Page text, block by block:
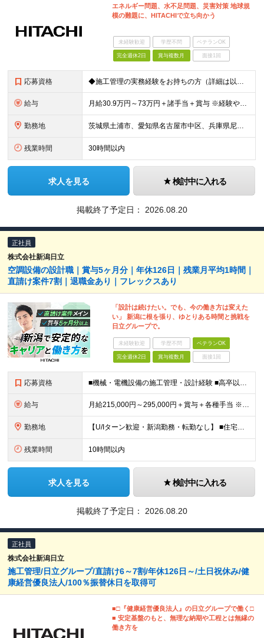
エネルギー問題、水不足問題、災害対策 地球規
模の難題に、HITACHIで立ち向かう
未経験歓迎 学歴不問 ベテランOK
完全週休2日 賞与複数月 面接1回
応募資格 ◆施工管理の実務経験をお持ちの方（詳細は以下） ◆高卒以上 その他にも下記業務経験をお持ちの方は、 【施工管理技術者（課長クラス）】としてお迎えいたします！ -------------- ◇機械/電
給与 月給30.9万円～73万円＋諸手当＋賞与 ※経験や能力を充分に考慮したうえで加給優遇します。 ※3ヶ月の試用期間があります。その間も労働条件は変わりません。 ◆担当業務に応じて、スタート月給が異なり
勤務地 茨城県土浦市、愛知県名古屋市中区、兵庫県尼崎市、広島県府中町、福岡市中央区｜全国5拠点で募集！ 【土浦事業所】 茨城県土浦市神立町603番地 【名古屋拠点】 愛知県名古屋市中区栄3-17-12 大津
残業時間 30時間以内
求人を見る 検討中に入れる
掲載終了予定日： 2026.08.20
正社員
株式会社新潟日立
空調設備の設計職｜賞与5ヶ月分｜年休126日｜残業月平均1時間｜
直請け案件7割｜退職金あり｜フレックスあり
「設計は続けたい。でも、今の働き方は変えた
い」 新潟に根を張り、ゆとりある時間と挑戦を
日立グループで。
未経験歓迎 学歴不問 ベテランOK
完全週休2日 賞与複数月 面接1回
応募資格 ■機械・電機設備の施工管理・設計経験 ■高卒以上 ≪このような方はぜひご応募ください≫ ◎安定企業に腰を据えて長く働きたい方 ◎新潟エリアで家庭と両立しながら働きたい方 ◎幅広い分野の設計に携わり、
給与 月給215,000円～295,000円＋賞与＋各種手当 ※前職のご経験やスキルを考慮して決定いたします ※残業代は全額支給いたします ※試用期間3ヶ月（期間中は有給休暇の取得のみ対象外となります）
勤務地 【U/Iターン歓迎・新潟勤務・転勤なし】 ■住宅手当支給や社宅制度あり ■車通勤OK 本社：新潟県新潟市東区竹尾卸新町752番地10 (変更の範囲)上記を除く当社関連勤務地
残業時間 10時間以内
求人を見る 検討中に入れる
掲載終了予定日： 2026.08.20
正社員
株式会社新潟日立
施工管理/日立グループ/直請け6～7割/年休126日～/土日祝休み/健
康経営優良法人/100％振替休日を取得可
■□『健康経営優良法人』の日立グループで働く□
■ 安定基盤のもと、無理な納期や工程とは無縁の
働き方を